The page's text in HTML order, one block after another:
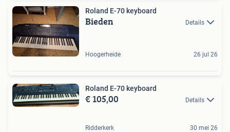
Roland E-70 keyboard
Bieden Details
Hoogerheide 26 jul 26
Roland E-70 keyboard
€ 105,00 Details
Ridderkerk 30 mei 26